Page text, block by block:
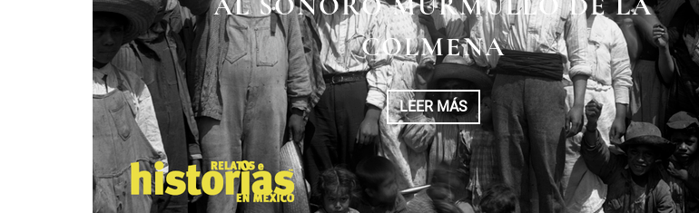
COLMENA
LEER MÁS
DESTACADO LÍDER SINDICAL
LEER MÁS
FIDEL VELÁZQUEZ
LEER MÁS